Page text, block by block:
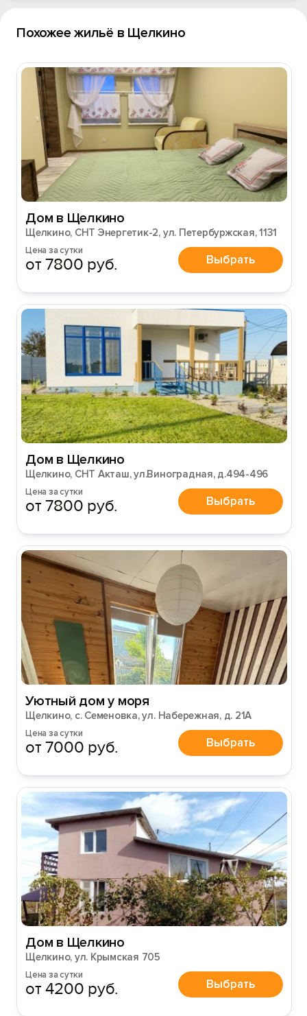
Похожее жильё в Щелкино
Дом в Щелкино
Щелкино, СНТ Энергетик-2, ул. Петербуржская, 1131
Цена за сутки
от 7800 руб. Выбрать
Дом в Щелкино
Щелкино, СНТ Акташ, ул.Виноградная, д.494-496
Цена за сутки
от 7800 руб. Выбрать
Уютный дом у моря
Щелкино, с. Семеновка, ул. Набережная, д. 21А
Цена за сутки
от 7000 руб. Выбрать
Дом в Щелкино
Щелкино, ул. Крымская 705
Цена за сутки
от 4200 руб. Выбрать
Вход на сайт
Войти илиЗарегистрироваться
Войти
Войти с помощью